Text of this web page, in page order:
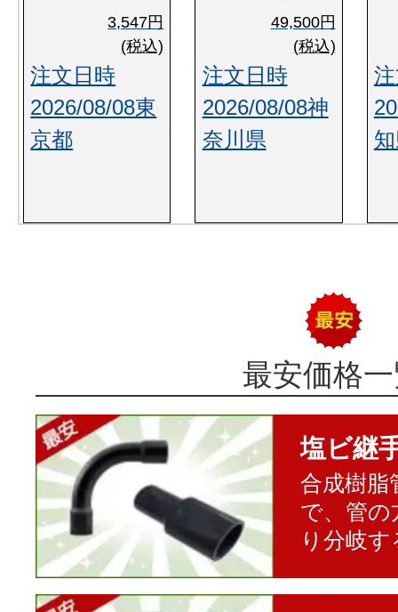
3,547円
(税込)
注文日時
2026/08/08東
京都
49,500円
(税込)
注文日時
2026/08/08神
奈川県
最安価格
塩ビ継
合成樹脂
で、管の
り分岐